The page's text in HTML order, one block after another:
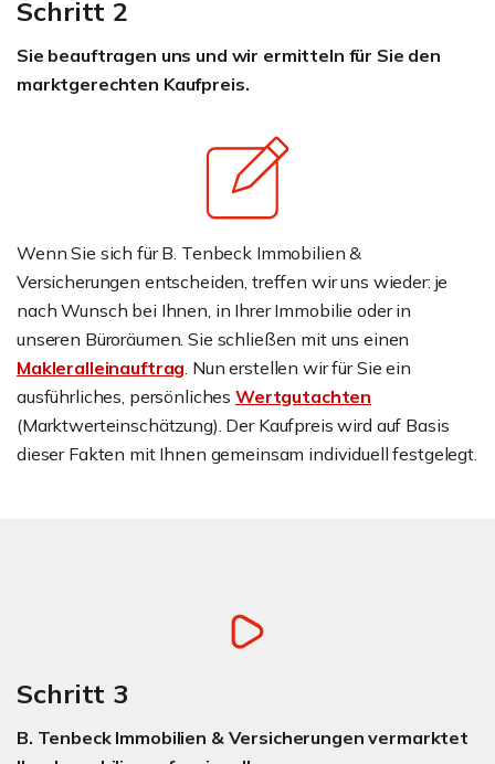
Schritt 2
Sie beauftragen uns und wir ermitteln für Sie den
marktgerechten Kaufpreis.
Wenn Sie sich für B. Tenbeck Immobilien &
Versicherungen entscheiden, treffen wir uns wieder: je
nach Wunsch bei Ihnen, in Ihrer Immobilie oder in
unseren Büroräumen. Sie schließen mit uns einen
Makleralleinauftrag. Nun erstellen wir für Sie ein
ausführliches, persönliches Wertgutachten
(Marktwerteinschätzung). Der Kaufpreis wird auf Basis
dieser Fakten mit Ihnen gemeinsam individuell festgelegt.
Schritt 3
B. Tenbeck Immobilien & Versicherungen vermarktet